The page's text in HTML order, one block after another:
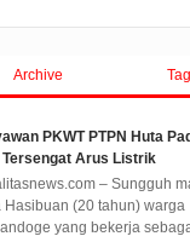
Tanjung Balai
melaksanakan
Archive
PKWT PTPN Huta
Tersengat Arus Listrik
– Sungguh
Hasibuan (20 tahun) warga
yang bekerja